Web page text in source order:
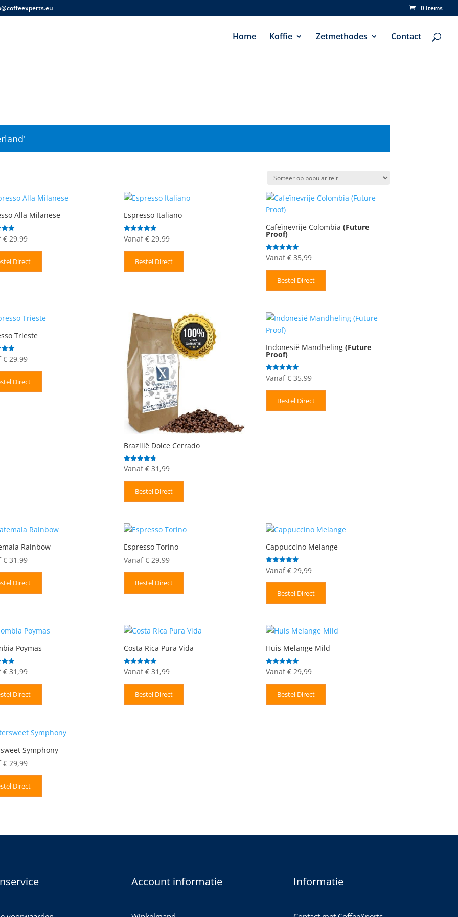
0 Items
Home Koffie Zetmethodes Contact
Alla Milanese
€ 29,99
Direct
Espresso Italiano
Gewaardeerd
5.00
Vanaf € 29,99
Bestel Direct
Cafeïnevrije Colombia(Future
Proof)
Gewaardeerd
5.00
Vanaf € 35,99
Bestel Direct
Trieste
€ 29,99
Direct
Brazilië Dolce Cerrado
Gewaardeerd
4.67
uit 5
Vanaf € 31,99
Bestel Direct
Indonesië Mandheling(Future
Proof)
Gewaardeerd
5.00
uit 5
Vanaf € 35,99
Bestel Direct
Rainbow
€ 31,99
Direct
Espresso Torino
Vanaf € 29,99
Bestel Direct
Cappuccino Melange
Gewaardeerd
5.00
Vanaf € 29,99
Bestel Direct
Poymas
€ 31,99
Direct
Costa Rica Pura Vida
Gewaardeerd
5.00
uit 5
Vanaf € 31,99
Bestel Direct
Huis Melange Mild
Gewaardeerd
5.00
uit 5
Vanaf € 29,99
Bestel Direct
Symphony
€ 29,99
Direct
Account informatie Informatie